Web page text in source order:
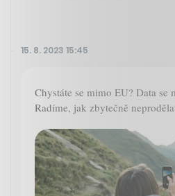
15. 8. 2023 15:45
Chystáte se mimo EU? Data
Radíme, jak zbytečně